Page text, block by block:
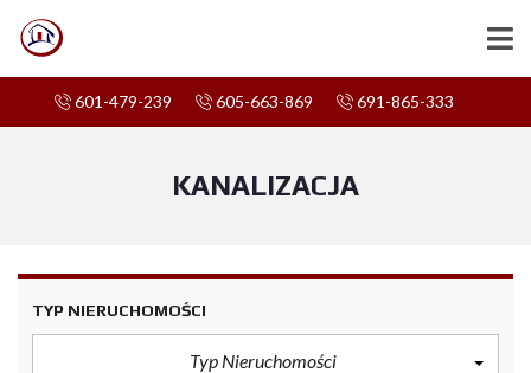
601-479-239 605-663-869 691-865-333
KANALIZACJA
TYP NIERUCHOMOŚCI
Typ Nieruchomości